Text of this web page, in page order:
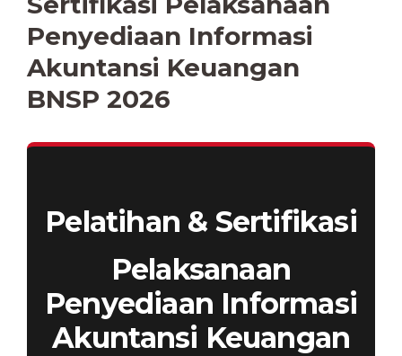
Penyediaan Informasi
Akuntansi Keuangan
BNSP 2026
Pelatihan & Sertifikasi
Pelaksanaan
Penyediaan Informasi
Akuntansi Keuangan